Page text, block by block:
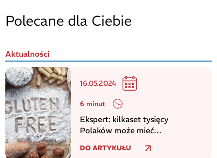
Polecane dla Ciebie
Aktualności
16.05.2024
6 minut
Ekspert: kilkaset tysięcy
Polaków może mieć
DO ARTYKUŁU